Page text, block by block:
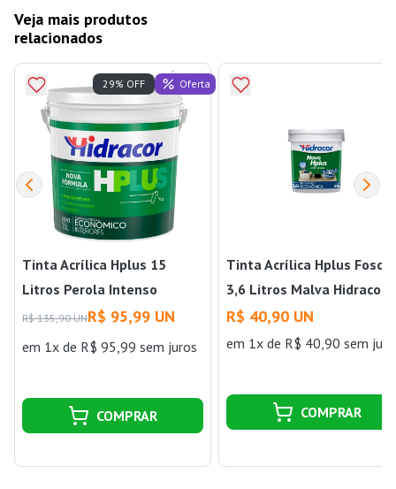
Veja mais produtos
relacionados
Tinta Acrílica Hplus 15
Litros Perola Intenso
Hidracor
R$ 135,90 UNR$ 95,99 UN
em 1x de R$ 95,99 sem juros
29% OFF Oferta
COMPRAR
Tinta Acrílica Hplus Fosca
3,6 Litros Malva Hidracor
R$ 40,90 UN
em 1x de R$ 40,90 sem
COMPRAR